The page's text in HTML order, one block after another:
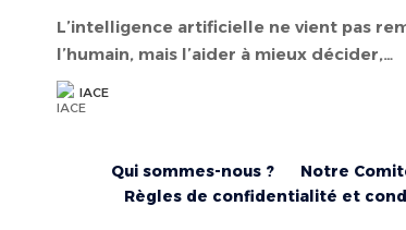
L’intelligence artificielle ne vient pas
l’humain, mais l’aider à mieux décider,…
IACE
Qui sommes-nous ? Notre
Règles de confidentialité et